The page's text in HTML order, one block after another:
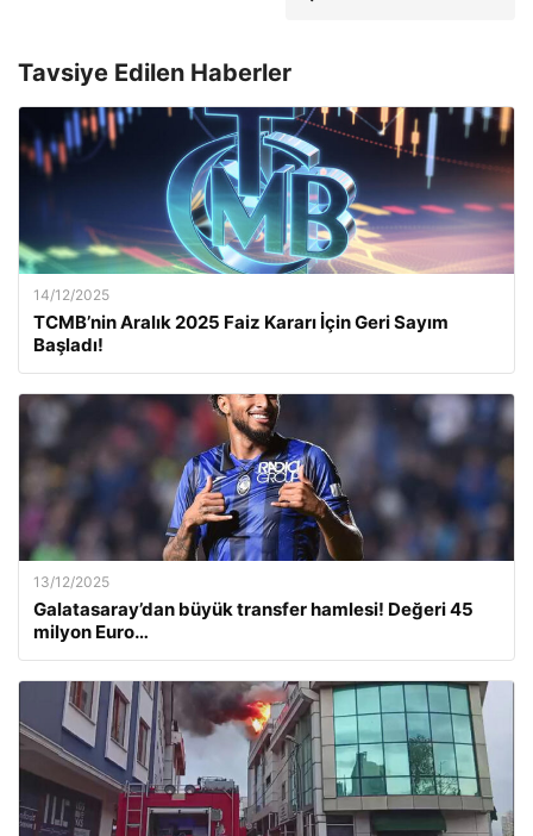
Tavsiye Edilen Haberler
14/12/2025
TCMB’nin Aralık 2025 Faiz Kararı İçin Geri Sayım
Başladı!
13/12/2025
Galatasaray’dan büyük transfer hamlesi! Değeri 45
milyon Euro…